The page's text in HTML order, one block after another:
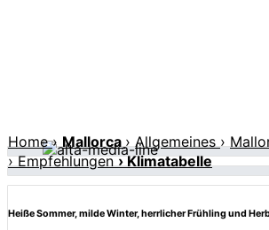
Home› Mallorca › Allgemeines ›
› Empfehlungen› Klimatabelle
Heiße Sommer, milde Winter, herrlicher Frühling und